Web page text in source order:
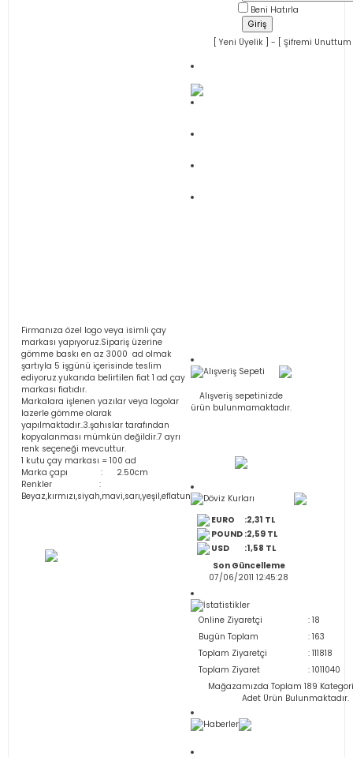
Firmanıza özel logo veya isimli çay
markası yapıyoruz.Sipariş üzerine
gömme baskı en az 3000 ad olmak
şartıyla 5 işgünü içerisinde teslim
ediyoruz.yukarıda belirtilen fiat 1 ad çay
markası fiatıdır.
Markalara işlenen yazılar veya logolar
lazerle gömme olarak
yapılmaktadır..3.şahıslar tarafından
kopyalanması mümkün değildir.7 ayrı
renk seçeneği mevcuttur.
1 kutu çay markası = 100 ad
Marka çapı : 2.50cm
Renkler :
Beyaz,kırmızı,siyah,mavi,sarı,yeşil,eflatun
Beni Hatırla
Yeni Üyelik ] - [ Şifremi Unuttum
Alışveriş Sepeti
Alışveriş sepetinizde
ürün bulunmamaktadır.
Döviz Kurları
EURO
:2,31 TL
POUND :2,59 TL
USD
:1,58 TL
Son Güncelleme
07/06/2011 12:45:28
İstatistikler
Online Ziyaretçi
: 18
Bugün Toplam
: 163
Toplam Ziyaretçi
: 111818
Toplam Ziyaret
: 1011040
Mağazamızda Toplam 189
Adet Ürün Bulunmaktadır.
Haberler